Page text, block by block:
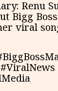
Renu
Bigg
viral